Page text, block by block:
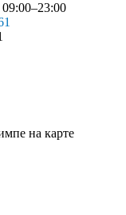
на карте